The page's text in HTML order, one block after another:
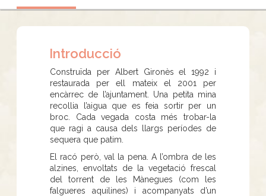
Introducció
Construïda per Albert Gironès el 1992 i
restaurada per ell mateix el 2001 per
encàrrec de l’ajuntament. Una petita mina
recollia l’aigua que es feia sortir per un
broc. Cada vegada costa més trobar-la
que ragi a causa dels llargs períodes de
sequera que patim.
El racó però, val la pena. A l’ombra de les
alzines, envoltats de la vegetació frescal
del torrent de les Mànegues (com les
falgueres aquilines) i acompanyats d’un